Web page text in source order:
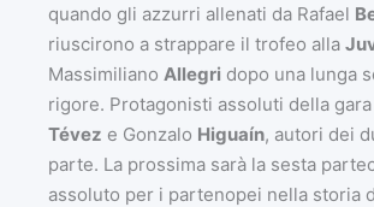
quando gli azzurri allenati da Rafael
riuscirono a strappare il trofeo alla
Massimiliano Allegri dopo una lunga
rigore. Protagonisti assoluti della
Tévez e Gonzalo Higuaín, autori dei
parte. La prossima sarà la sesta
assoluto per i partenopei nella storia